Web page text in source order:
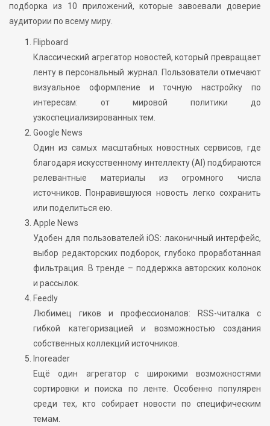
подборка из 10 приложений, которые завоевали доверие
аудитории по всему миру.
Flipboard
Классический агрегатор новостей, который превращает
ленту в персональный журнал. Пользователи отмечают
визуальное оформление и точную настройку по
интересам: от мировой политики до
узкоспециализированных тем.
Google News
Один из самых масштабных новостных сервисов, где
благодаря искусственному интеллекту (AI) подбираются
релевантные материалы из огромного числа
источников. Понравившуюся новость легко сохранить
или поделиться ею.
Apple News
Удобен для пользователей iOS: лаконичный интерфейс,
выбор редакторских подборок, глубоко проработанная
фильтрация. В тренде – поддержка авторских колонок
и рассылок.
Feedly
Любимец гиков и профессионалов: RSS-читалка с
гибкой категоризацией и возможностью создания
собственных коллекций источников.
Inoreader
Ещё один агрегатор с широкими возможностями
сортировки и поиска по ленте. Особенно популярен
среди тех, кто собирает новости по специфическим
темам.